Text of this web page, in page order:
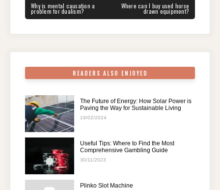
b
st
dI A a
navigation
PREVIOUS
POST:
Why is mental causation a
problem for dualism?
NEXT
POST:
Where can I buy used horse
drawn equipment?
READERS ALSO ENJOYED
The Future of Energy: How Solar Power is
Paving the Way for Sustainable Living
19/02/2024
Useful Tips: Where to Find the Most
Comprehensive Gambling Guide
30/11/2023
Plinko Slot Machine